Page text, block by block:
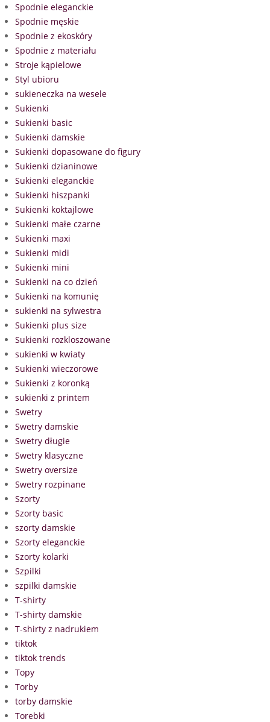
Spodnie eleganckie
Spodnie męskie
Spodnie z ekoskóry
Spodnie z materiału
Stroje kąpielowe
Styl ubioru
sukieneczka na wesele
Sukienki
Sukienki basic
Sukienki damskie
Sukienki dopasowane do figury
Sukienki dzianinowe
Sukienki eleganckie
Sukienki hiszpanki
Sukienki koktajlowe
Sukienki małe czarne
Sukienki maxi
Sukienki midi
Sukienki mini
Sukienki na co dzień
Sukienki na komunię
sukienki na sylwestra
Sukienki plus size
Sukienki rozkloszowane
sukienki w kwiaty
Sukienki wieczorowe
Sukienki z koronką
sukienki z printem
Swetry
Swetry damskie
Swetry długie
Swetry klasyczne
Swetry oversize
Swetry rozpinane
Szorty
Szorty basic
szorty damskie
Szorty eleganckie
Szorty kolarki
Szpilki
szpilki damskie
T-shirty
T-shirty damskie
T-shirty z nadrukiem
tiktok
tiktok trends
Topy
Torby
torby damskie
Torebki